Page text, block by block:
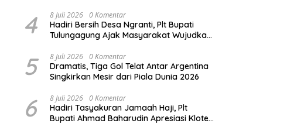
4 8 Juli 2026 0 Komentar
Hadiri Bersih Desa Ngranti, Plt Bupati
Tulungagung Ajak Masyarakat Wujudkan
5 8 Juli 2026 0 Komentar
Dramatis, Tiga Gol Telat Antar Argentina
Singkirkan Mesir dari Piala Dunia 2026
6 8 Juli 2026 0 Komentar
Hadiri Tasyakuran Jamaah Haji, Plt
Bupati Ahmad Baharudin Apresiasi Kloter